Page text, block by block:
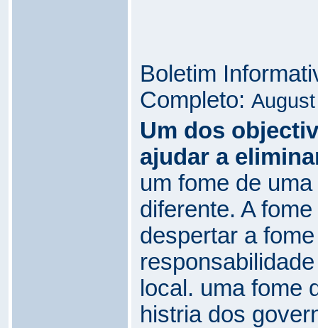
Boletim
Completo:
Um dos
ajudar a
um fome de
diferente. A
despertar a
local. uma fome
histria dos